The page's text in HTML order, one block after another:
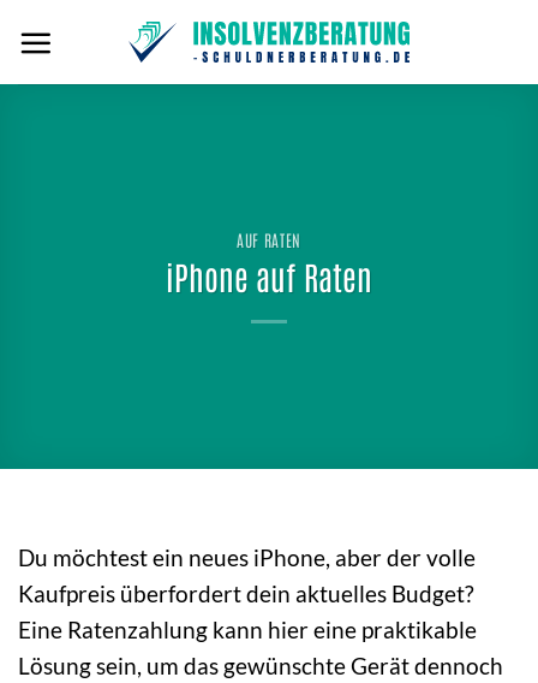
Inhalt
springen
AUF RATEN
iPhone auf Raten
Du möchtest ein neues iPhone, aber der volle
Kaufpreis überfordert dein aktuelles Budget?
Eine Ratenzahlung kann hier eine praktikable
Lösung sein, um das gewünschte Gerät dennoch